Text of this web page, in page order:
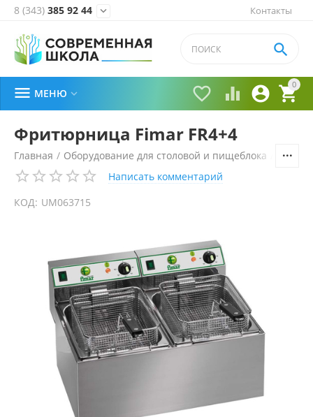
Контакты
8 (343) 385 92 44 
0


 

 МЕНЮ 
Фритюрница Fimar FR4+4
Главная / Оборудование для столовой и пищеблока
Написать комментарий
КОД: UM063715